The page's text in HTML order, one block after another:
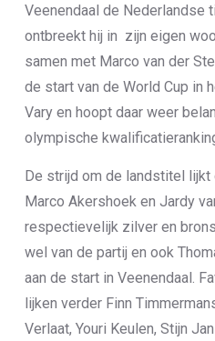
Veenendaal de Nederlandse
ontbreekt hij in zijn eigen
samen met Marco van der
de start van de World Cup in
Vary en hoopt daar weer
olympische
De strijd om de landstitel lijkt
Marco Akershoek en Jardy
respectievelijk zilver en
wel van de partij en ook
aan de start in Veenendaal.
lijken verder Finn
Verlaat, Youri Keulen, Stijn